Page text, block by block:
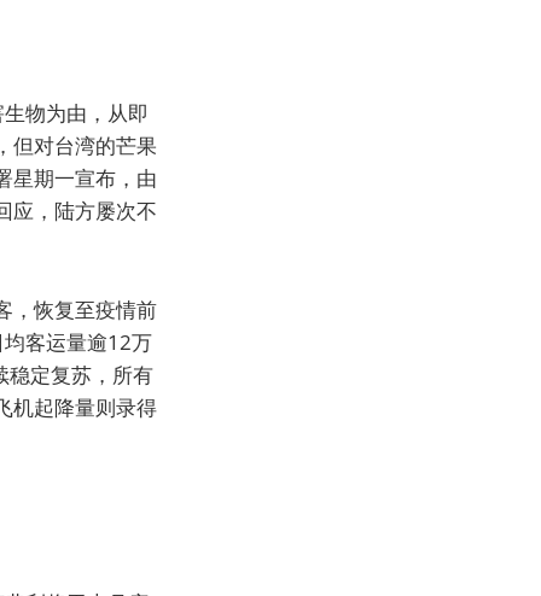
物为由，从即
但对台湾的芒果
星期一宣布，由
应，陆方屡次不
，恢复至疫情前
客运量逾12万
稳定复苏，所有
机起降量则录得